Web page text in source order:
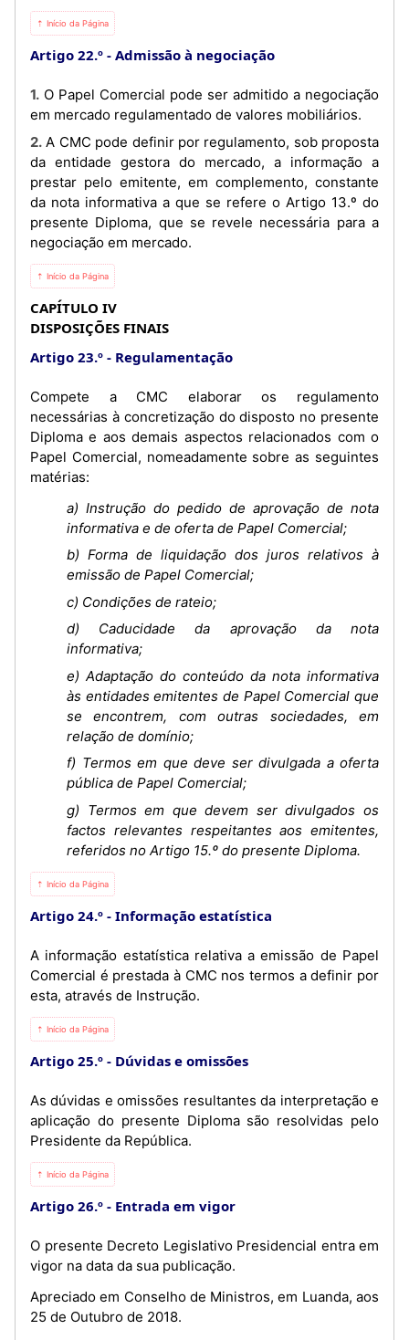
⇡ Início da Página
Artigo 22.º Admissão à negociação
1. O Papel Comercial pode ser admitido a negociação
em mercado regulamentado de valores mobiliários.
2. A CMC pode definir por regulamento, sob proposta
da entidade gestora do mercado, a informação a
prestar pelo emitente, em complemento, constante
da nota informativa a que se refere o Artigo 13.º do
presente Diploma, que se revele necessária para a
negociação em mercado.
⇡ Início da Página
CAPÍTULO IV
DISPOSIÇÕES FINAIS
Artigo 23.º
Regulamentação
Compete a CMC elaborar os regulamento
necessárias à concretização do disposto no presente
Diploma e aos demais aspectos relacionados com o
Papel Comercial, nomeadamente sobre as seguintes
matérias:
a) Instrução do pedido de aprovação de nota
informativa e de oferta de Papel Comercial;
b) Forma de liquidação dos juros relativos à
emissão de Papel Comercial;
c) Condições de rateio;
d) Caducidade da aprovação da nota
informativa;
e) Adaptação do conteúdo da nota informativa
às entidades emitentes de Papel Comercial que
se encontrem, com outras sociedades, em
relação de domínio;
f) Termos em que deve ser divulgada a oferta
pública de Papel Comercial;
g) Termos em que devem ser divulgados os
factos relevantes respeitantes aos emitentes,
referidos no Artigo 15.º do presente Diploma.
⇡ Início da Página
Artigo 24.º Informação estatística
A informação estatística relativa a emissão de Papel
Comercial é prestada à CMC nos termos a definir por
esta, através de Instrução.
⇡ Início da Página
Artigo 25.º Dúvidas e omissões
As dúvidas e omissões resultantes da interpretação e
aplicação do presente Diploma são resolvidas pelo
Presidente da República.
⇡ Início da Página
Artigo 26.º Entrada em vigor
O presente Decreto Legislativo Presidencial entra em
vigor na data da sua publicação.
Apreciado em Conselho de Ministros, em Luanda, aos
25 de Outubro de 2018.